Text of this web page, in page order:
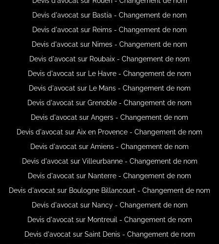
Devis d'avocat sur Bastia - Changement de nom
Devis d'avocat sur Reims - Changement de nom
Devis d'avocat sur Nimes - Changement de nom
Devis d'avocat sur Roubaix - Changement de nom
Devis d'avocat sur Le Havre - Changement de nom
Devis d'avocat sur Le Mans - Changement de nom
Devis d'avocat sur Grenoble - Changement de nom
Devis d'avocat sur Angers - Changement de nom
Devis d'avocat sur Aix en Provence - Changement de nom
Devis d'avocat sur Amiens - Changement de nom
Devis d'avocat sur Villeurbanne - Changement de nom
Devis d'avocat sur Nanterre - Changement de nom
Devis d'avocat sur Boulogne Billancourt - Changement de nom
Devis d'avocat sur Nancy - Changement de nom
Devis d'avocat sur Montreuil - Changement de nom
Devis d'avocat sur Saint Denis - Changement de nom